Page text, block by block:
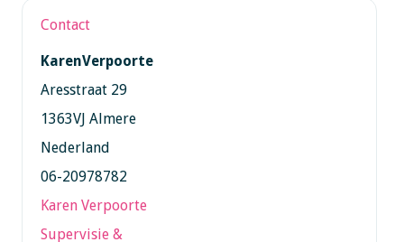
Contact
KarenVerpoorte
Aresstraat 29
1363VJ Almere
Nederland
06-20978782
Karen Verpoorte
Supervisie &